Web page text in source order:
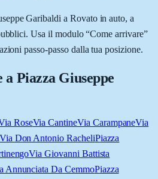
Garibaldi a Rovato in auto, a
Usa il modulo “Come arrivare”
passo-passo dalla tua posizione.
a Piazza Giuseppe
RoseVia CantineVia CarampaneVia
Via Don Antonio RacheliPiazza
Via Giovanni Battista
Annunciata Da CemmoPiazza